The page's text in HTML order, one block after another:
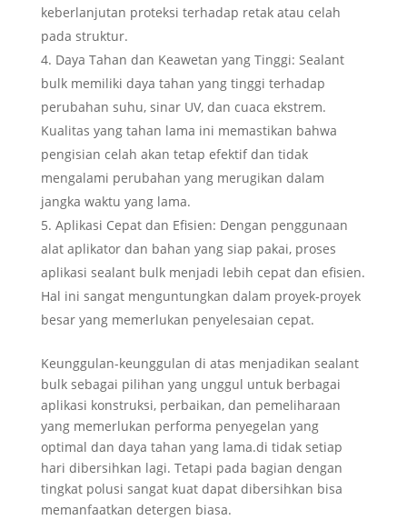
keberlanjutan proteksi terhadap retak atau celah
pada struktur.
Daya Tahan dan Keawetan yang Tinggi: Sealant
bulk memiliki daya tahan yang tinggi terhadap
perubahan suhu, sinar UV, dan cuaca ekstrem.
Kualitas yang tahan lama ini memastikan bahwa
pengisian celah akan tetap efektif dan tidak
mengalami perubahan yang merugikan dalam
jangka waktu yang lama.
Aplikasi Cepat dan Efisien: Dengan penggunaan
alat aplikator dan bahan yang siap pakai, proses
aplikasi sealant bulk menjadi lebih cepat dan efisien.
Hal ini sangat menguntungkan dalam proyek-proyek
besar yang memerlukan penyelesaian cepat.
Keunggulan-keunggulan di atas menjadikan sealant
bulk sebagai pilihan yang unggul untuk berbagai
aplikasi konstruksi, perbaikan, dan pemeliharaan
yang memerlukan performa penyegelan yang
optimal dan daya tahan yang lama.di tidak setiap
hari dibersihkan lagi. Tetapi pada bagian dengan
tingkat polusi sangat kuat dapat dibersihkan bisa
memanfaatkan detergen biasa.